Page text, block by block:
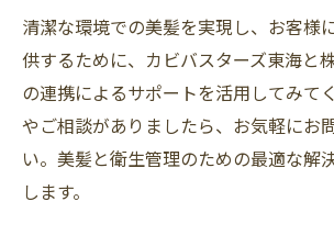
清潔な環境での美髪を実現し、お客様
供するために、カビバスターズ東海と
の連携によるサポートを活用してみて
やご相談がありましたら、お気軽にお
い。美髪と衛生管理のための最適な解
します。